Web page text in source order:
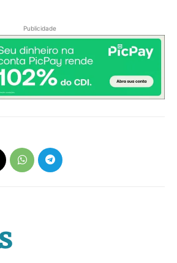
Publicidade